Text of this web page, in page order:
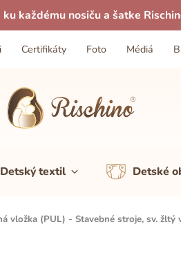
každému nosiču a šatke
Certifikáty Foto Médiá
Detský textil Detské
vložka (PUL) - Stavebné stroje, sv. žltý